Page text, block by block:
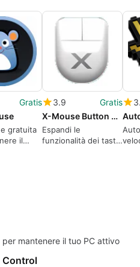
Gratis
gratuita
il
3.9
Gratis
X-Mouse Button Control
Espandi le
funzionalità dei tasti
mantenere il tuo PC attivo
Control